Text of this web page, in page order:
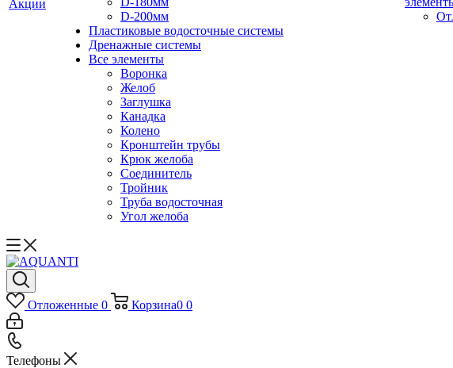
Акции
D-200мм
Пластиковые водосточные системы
Дренажные системы
Все элементы
Воронка
Желоб
Заглушка
Канадка
Колено
Кронштейн трубы
Крюк желоба
Соединитель
Тройник
Труба водосточная
Угол желоба
Отложенные 0 Корзина0 0
Телефоны